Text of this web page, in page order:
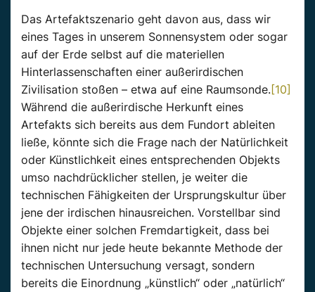
Das Artefaktszenario geht davon aus, dass wir
eines Tages in unserem Sonnensystem oder sogar
auf der Erde selbst auf die materiellen
Hinterlassenschaften einer außerirdischen
Zivilisation stoßen – etwa auf eine Raumsonde.[10]
Während die außerirdische Herkunft eines
Artefakts sich bereits aus dem Fundort ableiten
ließe, könnte sich die Frage nach der Natürlichkeit
oder Künstlichkeit eines entsprechenden Objekts
umso nachdrücklicher stellen, je weiter die
technischen Fähigkeiten der Ursprungskultur über
jene der irdischen hinausreichen. Vorstellbar sind
Objekte einer solchen Fremdartigkeit, dass bei
ihnen nicht nur jede heute bekannte Methode der
technischen Untersuchung versagt, sondern
bereits die Einordnung „künstlich“ oder „natürlich“